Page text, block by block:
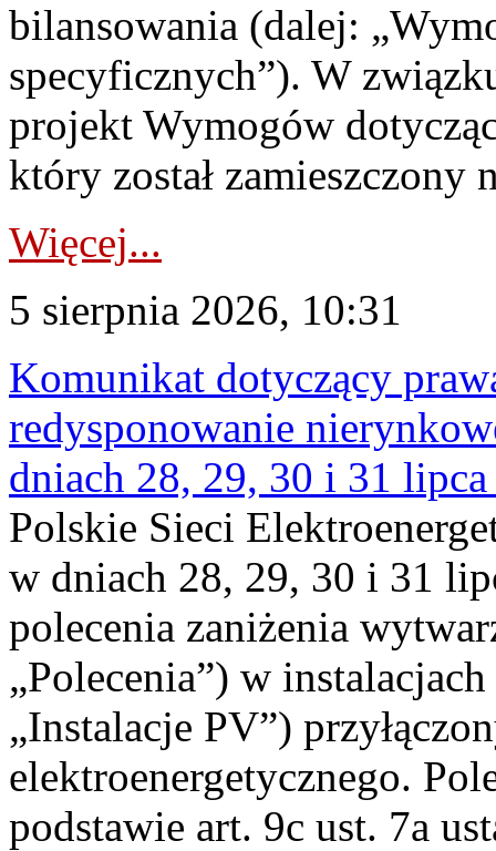
bilansowania (dalej:
specyficznych”). W
projekt Wymogów
który został zamieszczony
Więcej...
5 sierpnia 2026, 10:31
Komunikat dotyczący
redysponowanie
dniach 28, 29, 30 i 31
Polskie Sieci
w dniach 28, 29, 30 i 31
polecenia zaniżenia
„Polecenia”) w
„Instalacje PV”)
elektroenergetycznego.
podstawie art. 9c ust. 7a